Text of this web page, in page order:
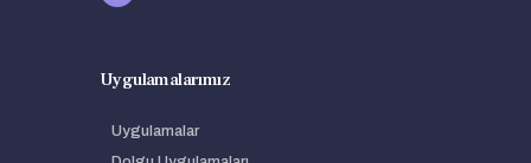
Uygulamalarımız
Uygulamalar